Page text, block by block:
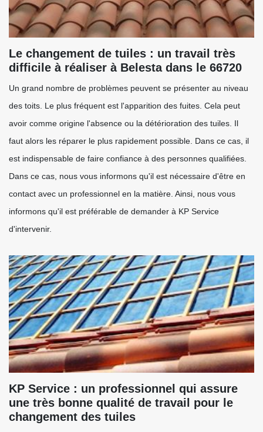
Le changement de tuiles : un travail très
difficile à réaliser à Belesta dans le 66720
Un grand nombre de problèmes peuvent se présenter au niveau
des toits. Le plus fréquent est l'apparition des fuites. Cela peut
avoir comme origine l'absence ou la détérioration des tuiles. Il
faut alors les réparer le plus rapidement possible. Dans ce cas, il
est indispensable de faire confiance à des personnes qualifiées.
Dans ce cas, nous vous informons qu'il est nécessaire d'être en
contact avec un professionnel en la matière. Ainsi, nous vous
informons qu'il est préférable de demander à KP Service
d'intervenir.
KP Service : un professionnel qui assure
une très bonne qualité de travail pour le
changement des tuiles